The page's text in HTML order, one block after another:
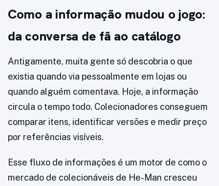
Como a informação mudou o jogo:
da conversa de fã ao catálogo
Antigamente, muita gente só descobria o que
existia quando via pessoalmente em lojas ou
quando alguém comentava. Hoje, a informação
circula o tempo todo. Colecionadores conseguem
comparar itens, identificar versões e medir preço
por referências visíveis.
Esse fluxo de informações é um motor de como o
mercado de colecionáveis de He-Man cresceu